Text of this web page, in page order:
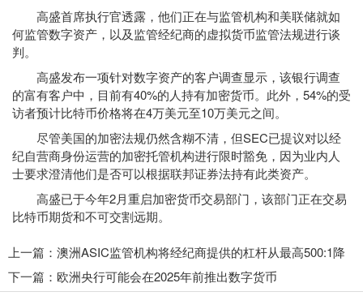
高盛首席执行官透露，他们正在与监管机构和美联储就如
何监管数字资产，以及监管经纪商的虚拟货币监管法规进行谈
判。
高盛发布一项针对数字资产的客户调查显示，该银行调查
的富有客户中，目前有40%的人持有加密货币。此外，54%的受
访者预计比特币价格将在4万美元至10万美元之间。
尽管美国的加密法规仍然含糊不清，但SEC已提议对以经
纪自营商身份运营的加密托管机构进行限时豁免，因为业内人
士要求澄清他们是否可以根据联邦证券法持有此类资产。
高盛已于今年2月重启加密货币交易部门，该部门正在交易
比特币期货和不可交割远期。
上一篇： 澳洲ASIC监管机构将经纪商提供的杠杆从最高500:1降
低到30:1
下一篇： 欧洲央行可能会在2025年前推出数字货币